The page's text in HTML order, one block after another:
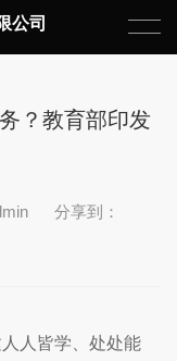
公司
？教育部印发
分享到：
人皆学、处处能